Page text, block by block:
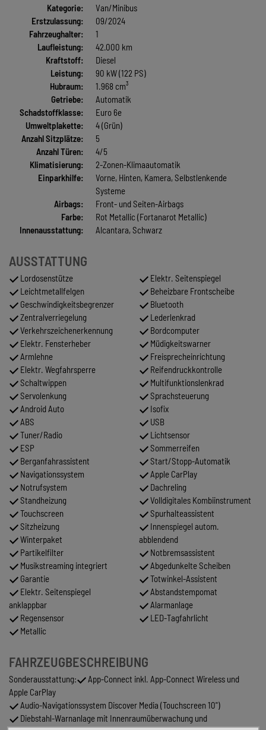
Kategorie:
Van/Minibus
Erstzulassung:
09/2024
Fahrzeughalter:
1
Laufleistung:
42.000 km
Kraftstoff:
Diesel
Leistung:
90 kW (122 PS)
Hubraum:
1.968 cm³
Getriebe:
Automatik
Schadstoffklasse:
Euro 6e
Umweltplakette:
4 (Grün)
Anzahl Sitzplätze:
5
Anzahl Türen:
4/5
Klimatisierung:
2-Zonen-Klimaautomatik
Einparkhilfe:
Vorne, Hinten, Kamera, Selbstlenkende
Systeme
Airbags:
Front- und Seiten-Airbags
Farbe:
Rot Metallic (Fortanarot Metallic)
Innenausstattung:
Alcantara, Schwarz
AUSSTATTUNG
Lordosenstütze
Leichtmetallfelgen
Geschwindigkeitsbegrenzer
Zentralverriegelung
Verkehrszeichenerkennung
Elektr. Fensterheber
Armlehne
Elektr. Wegfahrsperre
Schaltwippen
Servolenkung
Android Auto
ABS
Tuner/Radio
ESP
Berganfahrassistent
Navigationssystem
Notrufsystem
Standheizung
Touchscreen
Sitzheizung
Winterpaket
Partikelfilter
Musikstreaming integriert
Garantie
Elektr. Seitenspiegel
anklappbar
Regensensor
Metallic
Elektr. Seitenspiegel
Beheizbare Frontscheibe
Bluetooth
Lederlenkrad
Bordcomputer
Müdigkeitswarner
Freisprecheinrichtung
Reifendruckkontrolle
Multifunktionslenkrad
Sprachsteuerung
Isofix
USB
Lichtsensor
Sommerreifen
Start/Stopp-Automatik
Apple CarPlay
Dachreling
Volldigitales Kombiinstrument
Spurhalteassistent
Innenspiegel autom.
abblendend
Notbremsassistent
Abgedunkelte Scheiben
Totwinkel-Assistent
Abstandstempomat
Alarmanlage
LED-Tagfahrlicht
FAHRZEUGBESCHREIBUNG
Sonderausstattung:
App-Connect inkl. App-Connect Wireless und
Apple CarPlay
Audio-Navigationssystem Discover Media (Touchscreen 10")
Diebstahl-Warnanlage mit Innenraumüberwachung und